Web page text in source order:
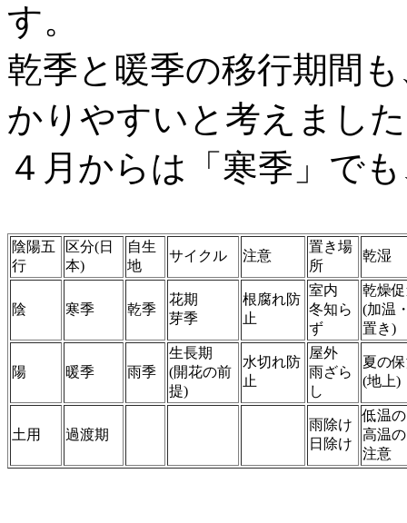
す。
乾季と暖季の移行期間
かりやすいと考えまし
４月からは「寒季」で
陰陽五
行
区分(日
本)
自生
地
サイクル 注意
置き場
所
乾湿
陰 寒季 乾季
花期
芽季
根腐れ防
止
室内
冬知ら
ず
乾燥
(加温
置き)
陽 暖季 雨季
生長期
(開花の前
提)
水切れ防
止
屋外
雨ざら
し
夏の
(地上)
土用 過渡期
雨除け
日除け
低温
高温
注意